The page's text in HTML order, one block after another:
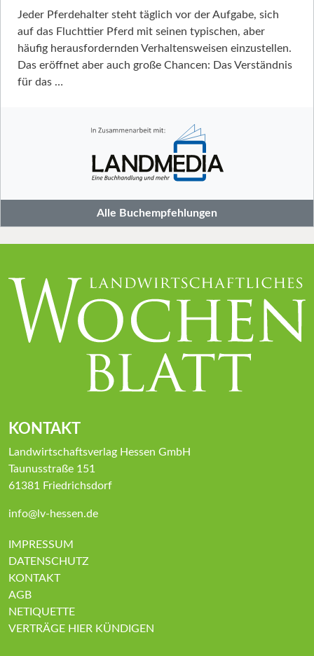
Jeder Pferdehalter steht täglich vor der Aufgabe, sich
auf das Fluchttier Pferd mit seinen typischen, aber
häufig herausfordernden Verhaltensweisen einzustellen.
Das eröffnet aber auch große Chancen: Das Verständnis
für das …
Alle Buchempfehlungen
KONTAKT
Landwirtschaftsverlag Hessen GmbH
Taunusstraße 151
61381 Friedrichsdorf
info@lv-hessen.de
IMPRESSUM
DATENSCHUTZ
KONTAKT
AGB
NETIQUETTE
VERTRÄGE HIER KÜNDIGEN